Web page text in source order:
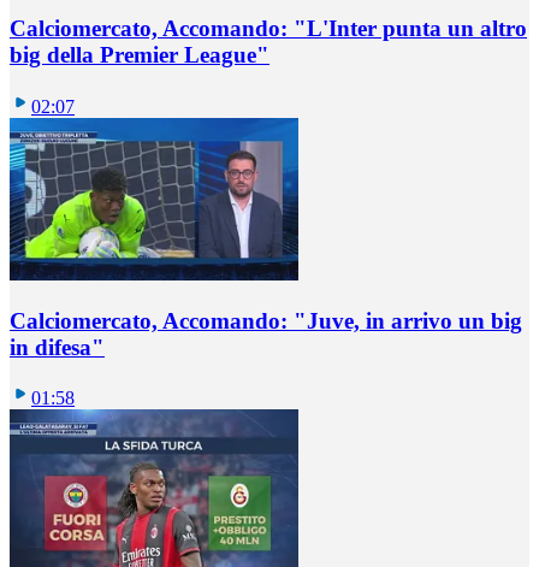
Calciomercato, Accomando: "L'Inter punta un altro
big della Premier League"
02:07
Calciomercato, Accomando: "Juve, in arrivo un big
in difesa"
01:58